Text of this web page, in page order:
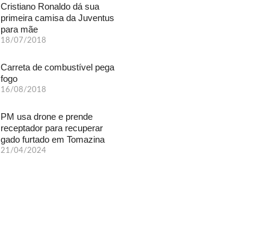
Cristiano Ronaldo dá sua
primeira camisa da Juventus
para mãe
18/07/2018
Carreta de combustível pega
fogo
16/08/2018
PM usa drone e prende
receptador para recuperar
gado furtado em Tomazina
21/04/2024